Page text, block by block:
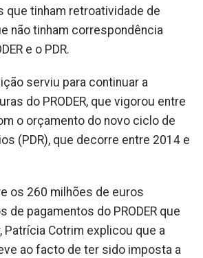
que tinham retroatividade de
não tinham correspondência
e o PDR.
serviu para continuar a
do PRODER, que vigorou entre
o orçamento do novo ciclo de
(PDR), que decorre entre 2014 e
os 260 milhões de euros
de pagamentos do PRODER que
Patrícia Cotrim explicou que a
ao facto de ter sido imposta a